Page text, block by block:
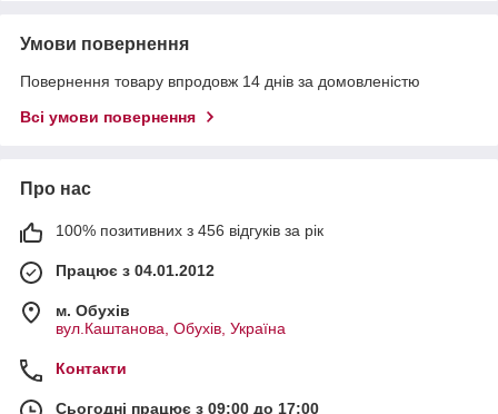
Умови повернення
Повернення товару впродовж 14 днів за домовленістю
Всі умови повернення
Про нас
100% позитивних з 456 відгуків за рік
Працює з 04.01.2012
м. Обухів
вул.Каштанова, Обухів, Україна
Контакти
Сьогодні працює з 09:00 до 17:00